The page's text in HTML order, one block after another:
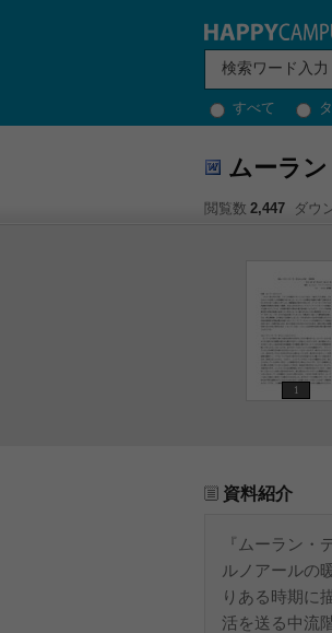
すべて
ムーラ
閲覧数 2,447 ダウ
1
資料紹介
『ムーラン・
ルノアールの
りある時期に
活を送る中流